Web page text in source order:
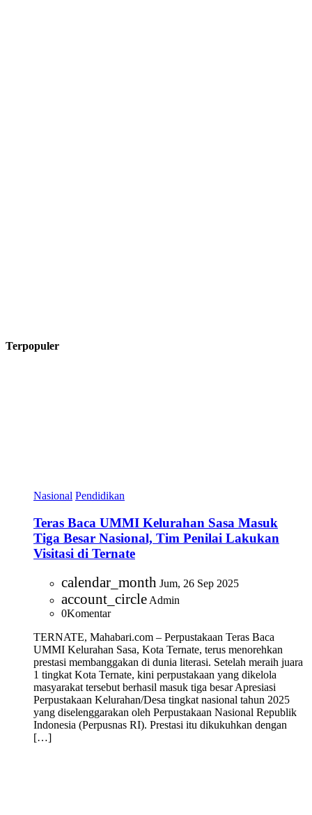
Terpopuler
Nasional Pendidikan
Teras Baca UMMI Kelurahan Sasa Masuk
Tiga Besar Nasional, Tim Penilai Lakukan
Visitasi di Ternate
calendar_month Jum, 26 Sep 2025
account_circle Admin
0Komentar
TERNATE, Mahabari.com – Perpustakaan Teras Baca
UMMI Kelurahan Sasa, Kota Ternate, terus menorehkan
prestasi membanggakan di dunia literasi. Setelah meraih juara
1 tingkat Kota Ternate, kini perpustakaan yang dikelola
masyarakat tersebut berhasil masuk tiga besar Apresiasi
Perpustakaan Kelurahan/Desa tingkat nasional tahun 2025
yang diselenggarakan oleh Perpustakaan Nasional Republik
Indonesia (Perpusnas RI). Prestasi itu dikukuhkan dengan
[…]